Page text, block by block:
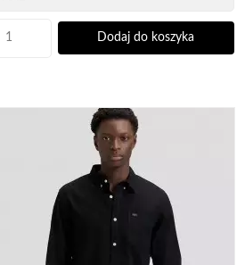
Dodaj do koszyka